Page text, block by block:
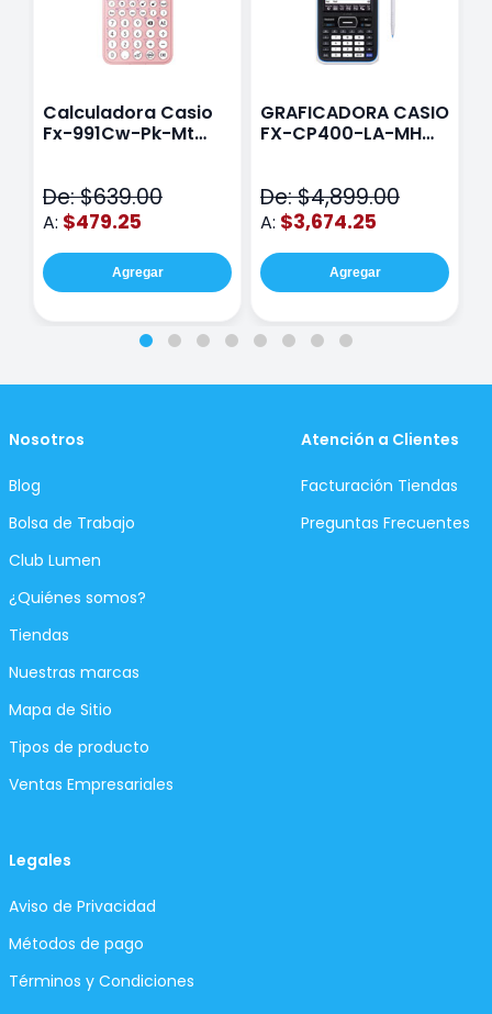
Calculadora Casio
Fx-991Cw-Pk-Mt
De: $639.00
A: $479.25
Agregar
GRAFICADORA CASIO
FX-CP400-LA-MH
De: $4,899.00
A: $3,674.25
Agregar
Nosotros
Blog
Bolsa de Trabajo
Club Lumen
¿Quiénes somos?
Tiendas
Nuestras marcas
Mapa de Sitio
Tipos de producto
Ventas Empresariales
Atención a Clientes
Facturación Tiendas
Preguntas Frecuentes
Legales
Aviso de Privacidad
Métodos de pago
Términos y Condiciones